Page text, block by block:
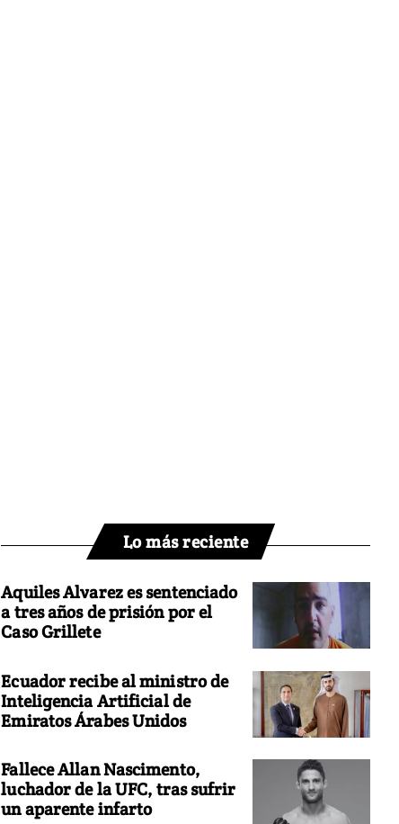
Lo más reciente
Aquiles Alvarez es sentenciado
a tres años de prisión por el
Caso Grillete
Ecuador recibe al ministro de
Inteligencia Artificial de
Emiratos Árabes Unidos
Fallece Allan Nascimento,
luchador de la UFC, tras sufrir
un aparente infarto